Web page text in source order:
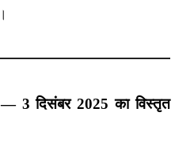
3 दिसंबर 2025 का विस्तृत